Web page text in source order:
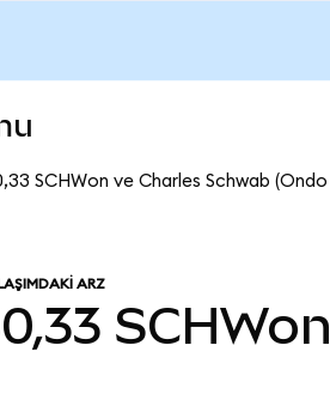
SCHWon ve Charles Schwab (Ondo
ARZ
SCHWon